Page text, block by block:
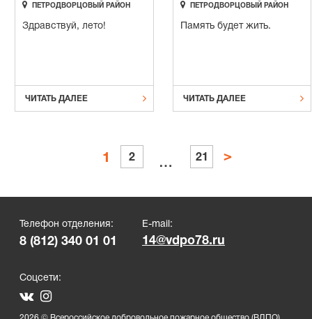
 ПЕТРОДВОРЦОВЫЙ РАЙОН
Здравствуй, лето!
ЧИТАТЬ ДАЛЕЕ 
 ПЕТРОДВОРЦОВЫЙ РАЙОН
Память будет жить.
ЧИТАТЬ ДАЛЕЕ 
Пагинация
1 2 … 21 >
Телефон отделения:
8 (812) 340 01 01
E-mail:
14@vdpo78.ru
Соцсети: